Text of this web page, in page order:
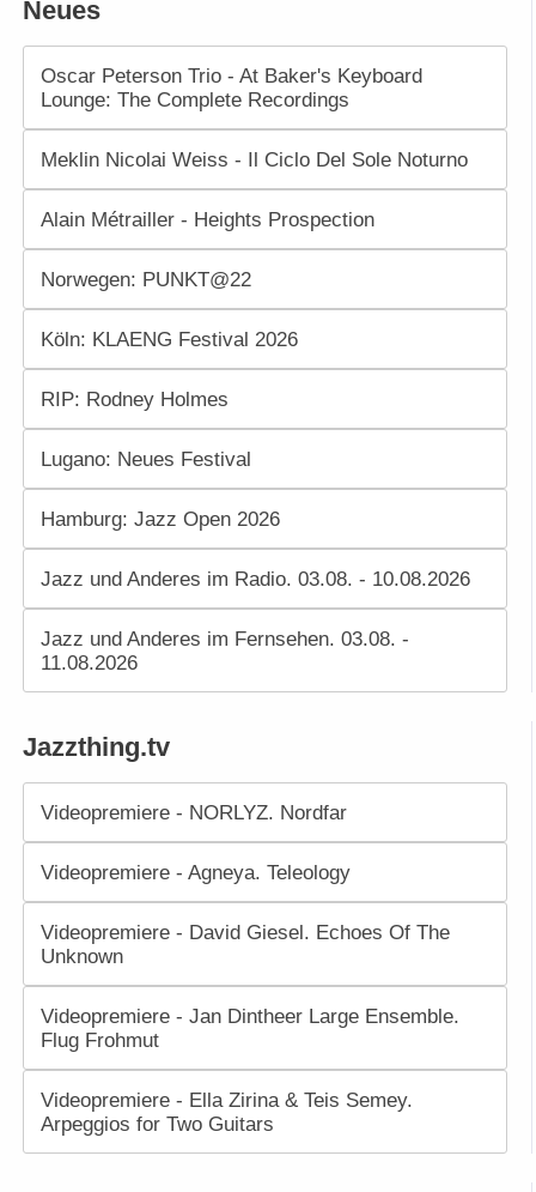
Neues
Oscar Peterson Trio - At Baker's Keyboard
Lounge: The Complete Recordings
Meklin Nicolai Weiss - Il Ciclo Del Sole Noturno
Alain Métrailler - Heights Prospection
Norwegen: PUNKT@22
Köln: KLAENG Festival 2026
RIP: Rodney Holmes
Lugano: Neues Festival
Hamburg: Jazz Open 2026
Jazz und Anderes im Radio. 03.08. - 10.08.2026
Jazz und Anderes im Fernsehen. 03.08. -
11.08.2026
Jazzthing.tv
Videopremiere - NORLYZ. Nordfar
Videopremiere - Agneya. Teleology
Videopremiere - David Giesel. Echoes Of The
Unknown
Videopremiere - Jan Dintheer Large Ensemble.
Flug Frohmut
Videopremiere - Ella Zirina & Teis Semey.
Arpeggios for Two Guitars